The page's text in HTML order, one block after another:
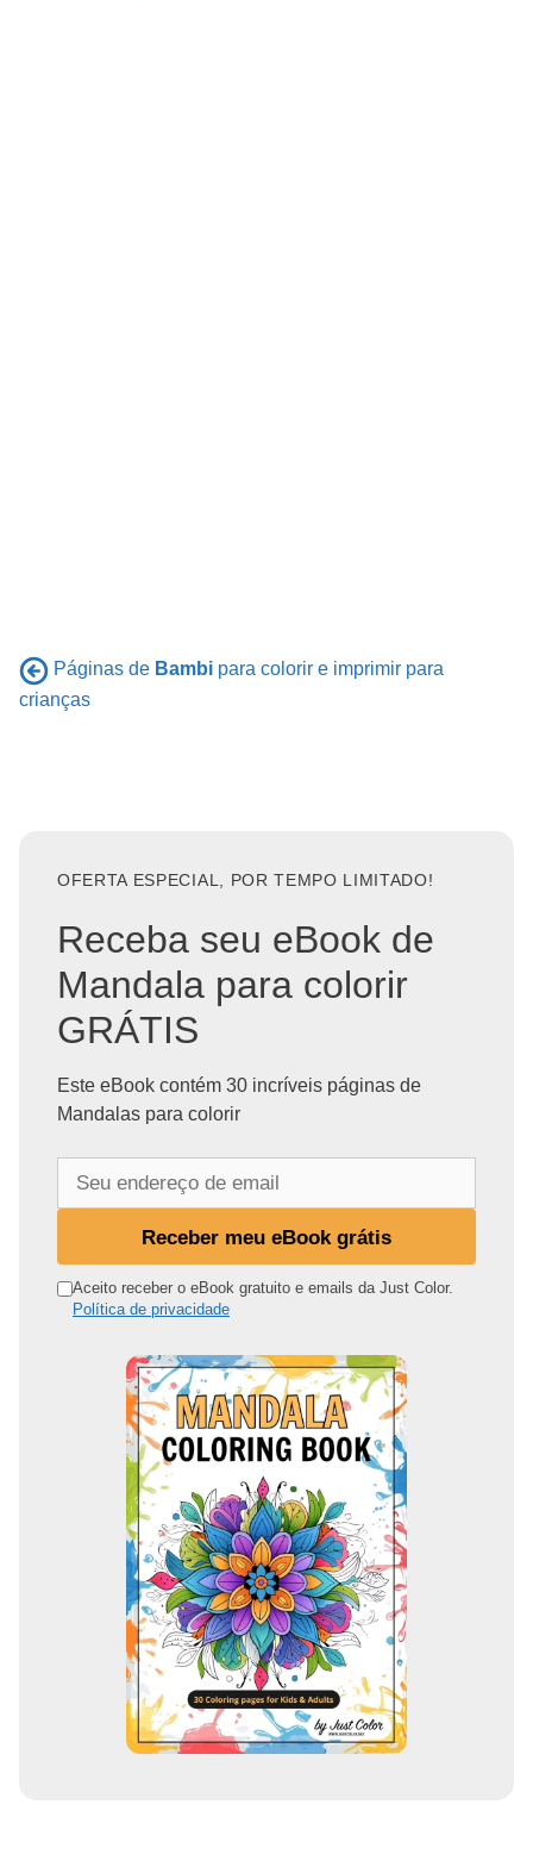
Páginas de Bambi para colorir e imprimir para
crianças
OFERTA ESPECIAL, POR TEMPO LIMITADO!
Receba seu eBook de
Mandala para colorir
GRÁTIS
Este eBook contém 30 incríveis páginas de
Mandalas para colorir
n
Receber meu eBook grátis
Aceito receber o eBook gratuito e emails da Just Color.
Política de privacidade